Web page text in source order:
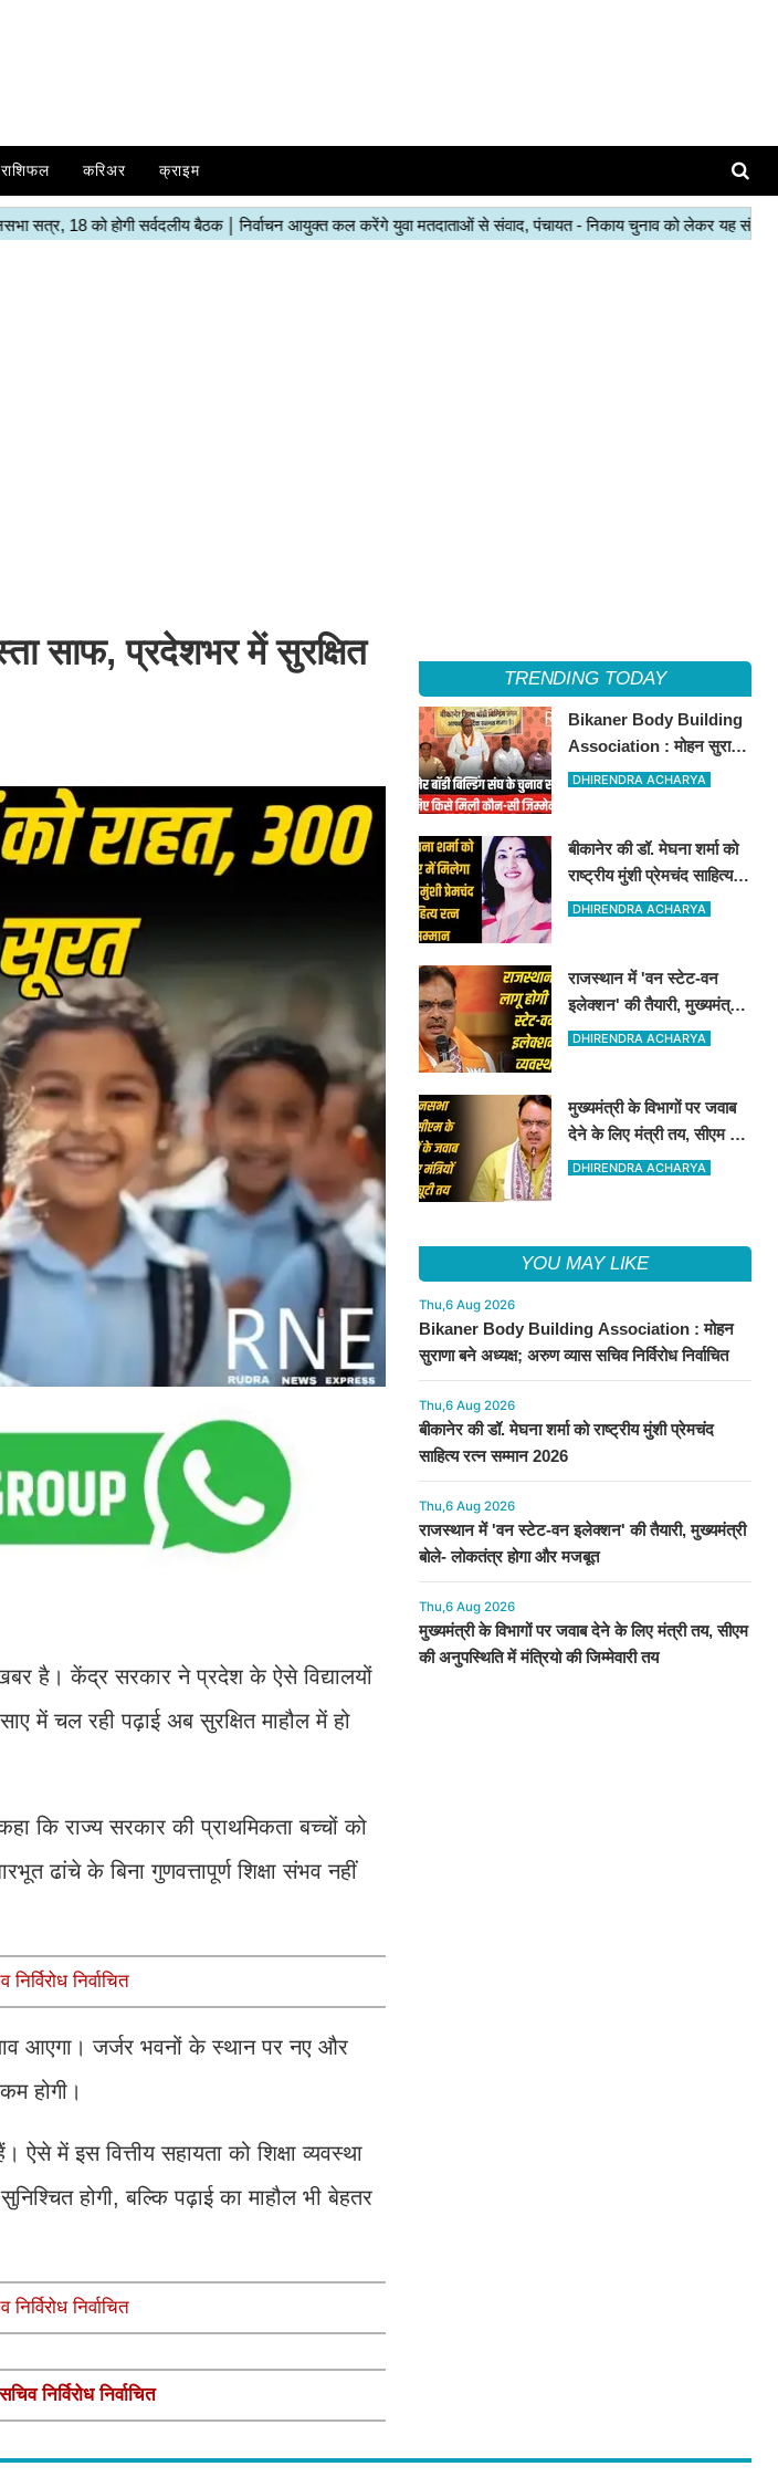
राशिफल करिअर क्राइम
साफ, प्रदेशभर में सुरक्षित
है। केंद्र सरकार ने प्रदेश के ऐसे विद्यालयों
में चल रही पढ़ाई अब सुरक्षित माहौल में हो
कि राज्य सरकार की प्राथमिकता बच्चों को
ढांचे के बिना गुणवत्तापूर्ण शिक्षा संभव नहीं
निर्वाचित
आएगा। जर्जर भवनों के स्थान पर नए और
होगी।
में इस वित्तीय सहायता को शिक्षा व्यवस्था
होगी, बल्कि पढ़ाई का माहौल भी बेहतर
निर्वाचित
निर्वाचित
TRENDING TODAY
Bikaner Body Building
Association : मोहन सुराणा
बने अध्यक्ष; अरुण व्यास सचिव
DHIRENDRA ACHARYA
बीकानेर की डॉ. मेघना शर्मा को
राष्ट्रीय मुंशी प्रेमचंद साहित्य
रत्न सम्मान 2026
DHIRENDRA ACHARYA
राजस्थान में 'वन स्टेट-वन
इलेक्शन' की तैयारी, मुख्यमंत्री
बोले- लोकतंत्र होगा और मजबूत
DHIRENDRA ACHARYA
मुख्यमंत्री के विभागों पर जवाब
देने के लिए मंत्री तय, सीएम की
अनुपस्थिति में मंत्रियो की
DHIRENDRA ACHARYA
YOU MAY LIKE
Thu,6 Aug 2026
Bikaner Body Building Association : मोहन
सुराणा बने अध्यक्ष; अरुण व्यास सचिव निर्विरोध निर्वाचित
Thu,6 Aug 2026
बीकानेर की डॉ. मेघना शर्मा को राष्ट्रीय मुंशी प्रेमचंद
साहित्य रत्न सम्मान 2026
Thu,6 Aug 2026
राजस्थान में 'वन स्टेट-वन इलेक्शन' की तैयारी, मुख्यमंत्री
बोले- लोकतंत्र होगा और मजबूत
Thu,6 Aug 2026
मुख्यमंत्री के विभागों पर जवाब देने के लिए मंत्री तय, सीएम
की अनुपस्थिति में मंत्रियो की जिम्मेवारी तय